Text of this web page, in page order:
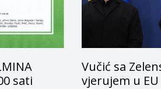
sati
Vučić sa
vjerujem u EU